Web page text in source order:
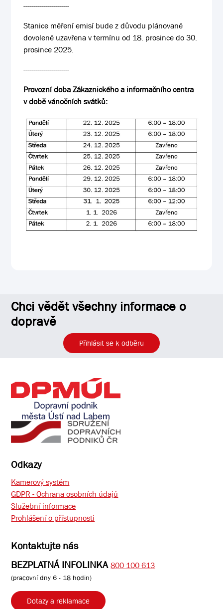
-----------------------
Stanice měření emisí bude z důvodu plánované
dovolené uzavřena v termínu od 18. prosince do 30.
prosince 2025.
-----------------------
Provozní doba Zákaznického a informačního centra
v době vánočních svátků:
Chci vědět všechny informace o
dopravě
Přihlásit se k odběru
Odkazy
Kamerový systém
GDPR - Ochrana osobních údajů
Služební informace
Prohlášení o přístupnosti
Kontaktujte nás
BEZPLATNÁ INFOLINKA 800 100 613
(pracovní dny 6 - 18 hodin)
Dotazy a reklamace